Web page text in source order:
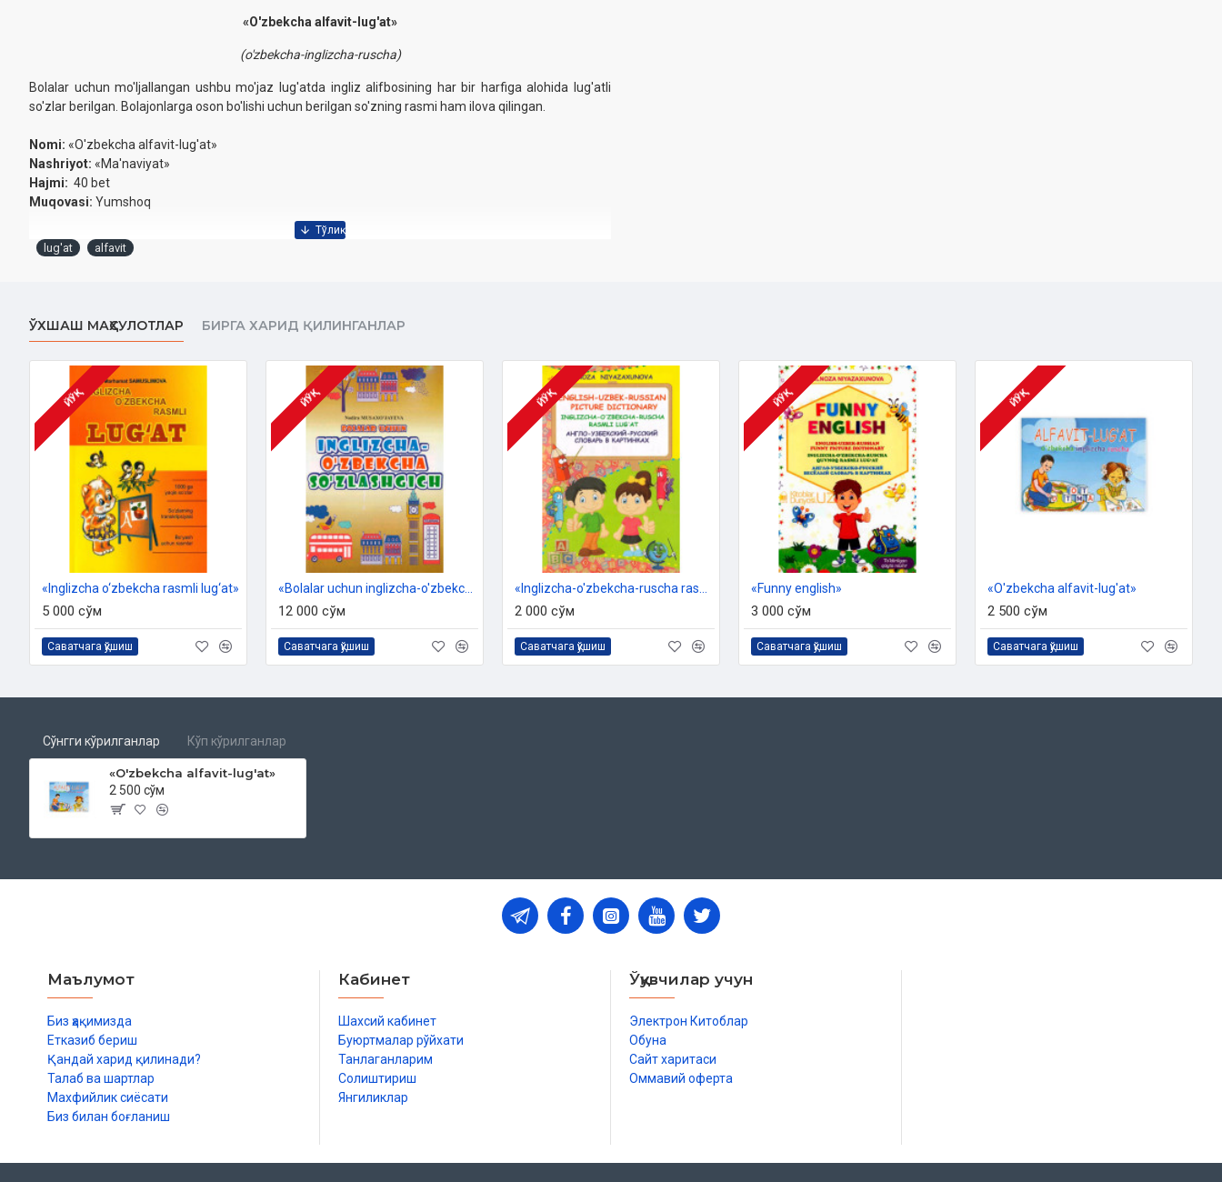
«O'zbekcha alfavit-lug'at»
(o'zbekcha-inglizcha-ruscha)
Bolalar uchun mo'ljallangan ushbu mo'jaz lug'atda ingliz alifbosining har bir harfiga alohida lug'atli
so'zlar berilgan. Bolajonlarga oson bo'lishi uchun berilgan so'zning rasmi ham ilova qilingan.
Nomi: «O'zbekcha alfavit-lug'at»
Nashriyot: «Ma'naviyat»
Hajmi: 40 bet
Muqovasi: Yumshoq
lug'at alfavit
ЎХШАШ МАҲСУЛОТЛАР БИРГА ХАРИД ҚИЛИНГАНЛАР
ЙЎҚ
«Inglizcha o‘zbekcha rasmli lug‘at»
5 000 сўм
Саватчага қўшиш
ЙЎҚ
12 000 сўм
Саватчага қўшиш
ЙЎҚ
2 000 сўм
Саватчага қўшиш
ЙЎҚ
«Funny english»
3 000 сўм
Саватчага қўшиш
ЙЎҚ
«O'zbekcha alfavit-lug'at»
2 500 сўм
Саватчага қўшиш
Сўнгги кўрилганлар Кўп кўрилганлар
«O'zbekcha alfavit-lug'at»
2 500 сўм
Маълумот
Биз ҳақимизда
Етказиб бериш
Қандай харид қилинади?
Талаб ва шартлар
Махфийлик сиёсати
Биз билан боғланиш
Кабинет
Шахсий кабинет
Буюртмалар рўйхати
Танлаганларим
Солиштириш
Янгиликлар
Ўқувчилар учун
Электрон Китоблар
Обуна
Сайт харитаси
Оммавий оферта